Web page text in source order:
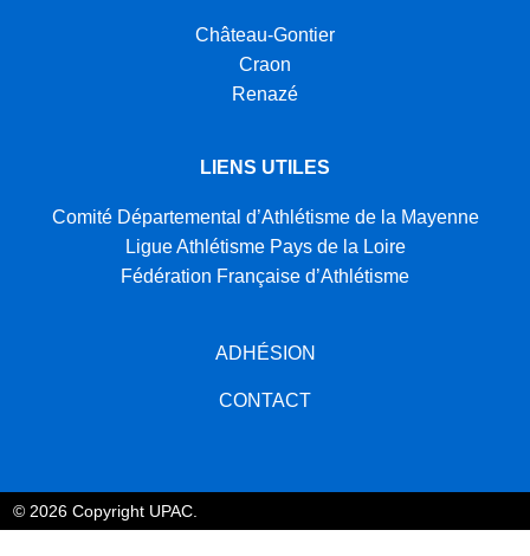
Château-Gontier
Craon
Renazé
LIENS UTILES
Comité Départemental d’Athlétisme de la Mayenne
Ligue Athlétisme Pays de la Loire
Fédération Française d’Athlétisme
ADHÉSION
CONTACT
© 2026 Copyright UPAC.